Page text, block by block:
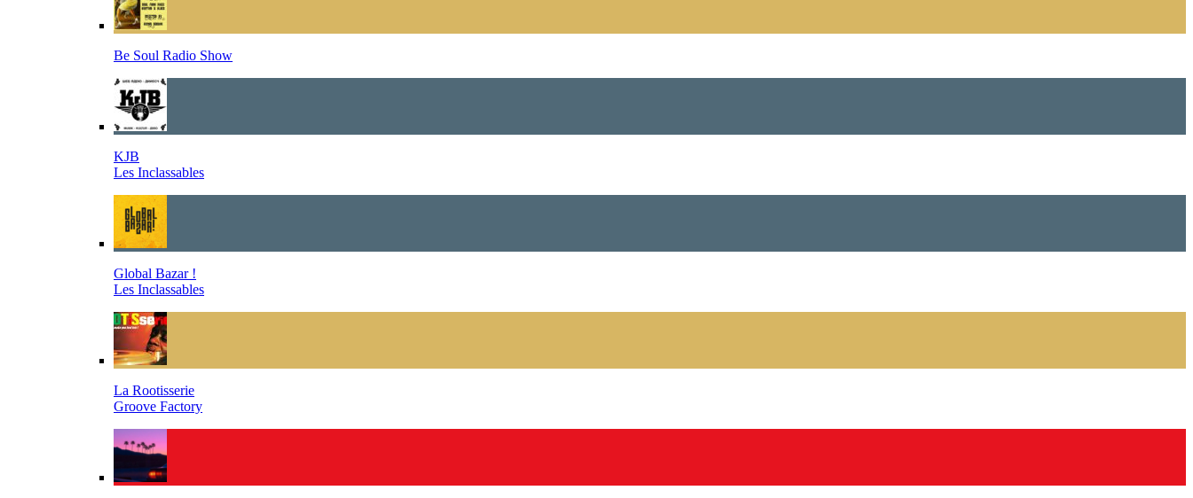
Be Soul Radio Show
KJB
Les Inclassables
Global Bazar !
Les Inclassables
La Rootisserie
Groove Factory